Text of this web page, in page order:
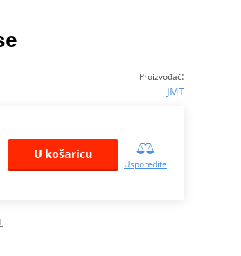
Proizvođač:
JMT
U košaricu
Usporedite